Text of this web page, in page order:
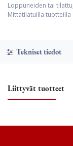
Loppuneiden tai
Mittatilatuilla tuotteilla
Tekniset tiedot
Liittyvät tuotteet